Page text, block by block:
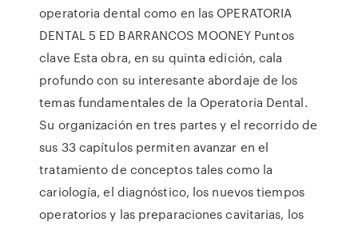
operatoria dental como en las OPERATORIA
DENTAL 5 ED BARRANCOS MOONEY Puntos
clave Esta obra, en su quinta edición, cala
profundo con su interesante abordaje de los
temas fundamentales de la Operatoria Dental.
Su organización en tres partes y el recorrido de
sus 33 capítulos permiten avanzar en el
tratamiento de conceptos tales como la
cariología, el diagnóstico, los nuevos tiempos
operatorios y las preparaciones cavitarias, los